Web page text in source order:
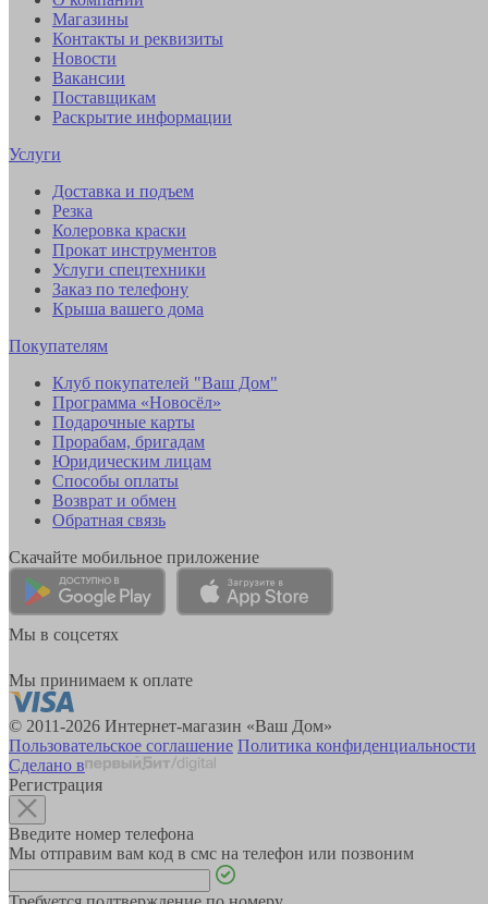
Магазины
Контакты и реквизиты
Новости
Вакансии
Поставщикам
Раскрытие информации
Услуги
Доставка и подъем
Резка
Колеровка краски
Прокат инструментов
Услуги спецтехники
Заказ по телефону
Крыша вашего дома
Покупателям
Клуб покупателей "Ваш Дом"
Программа «Новосёл»
Подарочные карты
Прорабам, бригадам
Юридическим лицам
Способы оплаты
Возврат и обмен
Обратная связь
Скачайте мобильное приложение
Мы в соцсетях
Мы принимаем к оплате
© 2011-2026 Интернет-магазин «Ваш Дом»
Пользовательское соглашение Политика конфиденциальности
Сделано в
Регистрация
Введите номер телефона
Мы отправим вам код в смс на телефон или позвоним